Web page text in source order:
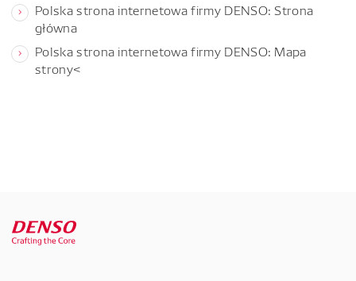
Polska strona internetowa firmy DENSO: Strona
główna
Polska strona internetowa firmy DENSO: Mapa
strony<